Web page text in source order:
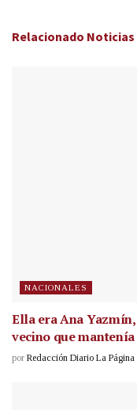
Relacionado Noticias
NACIONALES
Ella era Ana
vecino que
por Redacción Diario La Página